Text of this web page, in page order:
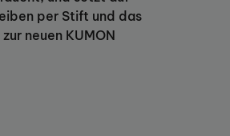
per Stift und das
neuen KUMON
gute Noten.